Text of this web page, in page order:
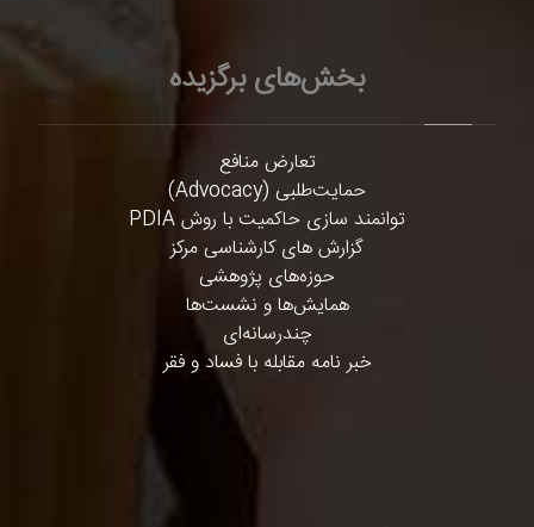
بخش‌های برگزیده
تعارض منافع
حمایت‌طلبی (Advocacy)
توانمند سازی حاکمیت با روش PDIA
گزارش های کارشناسی مرکز
حوزه‌های پژوهشی
همایش‌ها و نشست‌ها
چندرسانه‌ای
خبر نامه مقابله با فساد و فقر